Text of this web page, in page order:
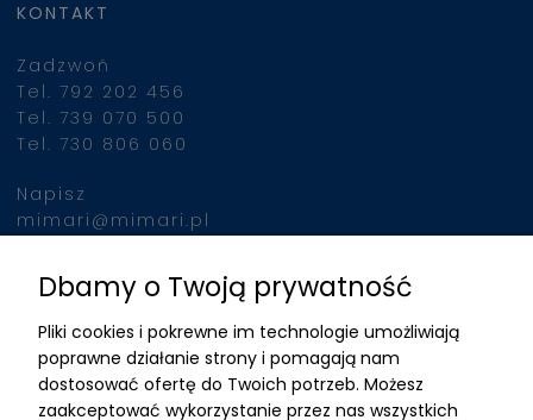
KONTAKT
Zadzwoń
Tel. 792 202 456
Tel. 739 070 500
Tel. 730 806 060
Napisz
mimari@mimari.pl
Znajdziesz nas
ADRES
MIMARI sp z o.o.
Dbamy o Twoją prywatność
Pliki cookies i pokrewne im technologie umożliwiają
poprawne działanie strony i pomagają nam
dostosować ofertę do Twoich potrzeb. Możesz
zaakceptować wykorzystanie przez nas wszystkich